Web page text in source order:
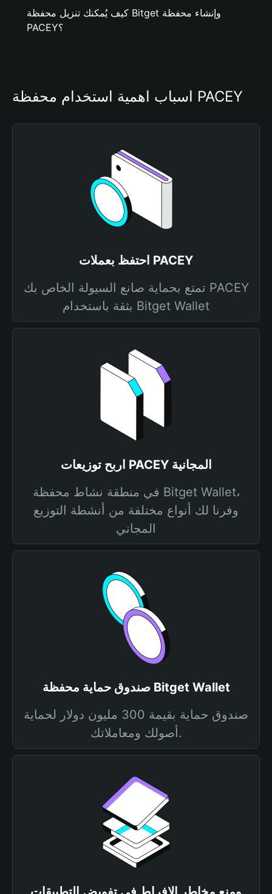
كيف يُمكنك تنزيل محفظة Bitget وإنشاء محفظة
PACEY؟
أسباب أهمية استخدام محفظة PACEY
احتفظ بعملات PACEY
تمتع بحماية صانع السيولة الخاص بك PACEY
بثقة باستخدام Bitget Wallet
اربح توزيعات PACEY المجانية
في منطقة نشاط محفظة Bitget Wallet،
وفرنا لك أنواع مختلفة من أنشطة التوزيع
المجاني
صندوق حماية محفظة Bitget Wallet
صندوق حماية بقيمة 300 مليون دولار لحماية
أصولك ومعاملاتك.